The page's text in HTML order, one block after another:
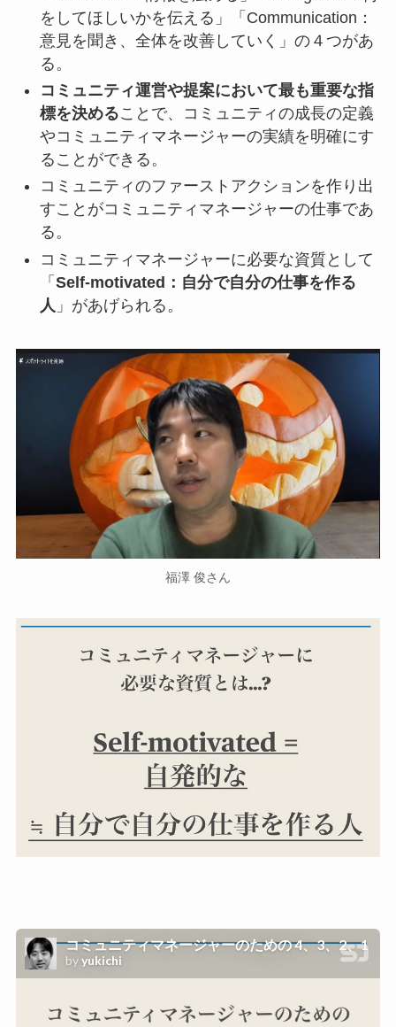
をしてほしいかを伝える」「Communication：
意見を聞き、全体を改善していく」の４つがあ
る。
コミュニティ運営や提案において最も重要な指
標を決めることで、コミュニティの成長の定義
やコミュニティマネージャーの実績を明確にす
ることができる。
コミュニティのファーストアクションを作り出
すことがコミュニティマネージャーの仕事であ
る。
コミュニティマネージャーに必要な資質として
「 Self-motivated：自分で自分の仕事を作る
人 」があげられる。
福澤 俊さん